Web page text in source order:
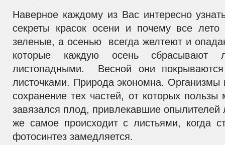
Наверное каждому из Вас интересно
секреты красок осени и почему все лето
зеленые, а осенью всегда желтеют и
которые каждую осень сбрасывают
листопадными. Весной они
листочками. Природа экономна. Организмы
сохранение тех частей, от которых пользы
завязался плод, привлекавшие опылителей
же самое происходит с листьями, когда
фотосинтез замедляется.